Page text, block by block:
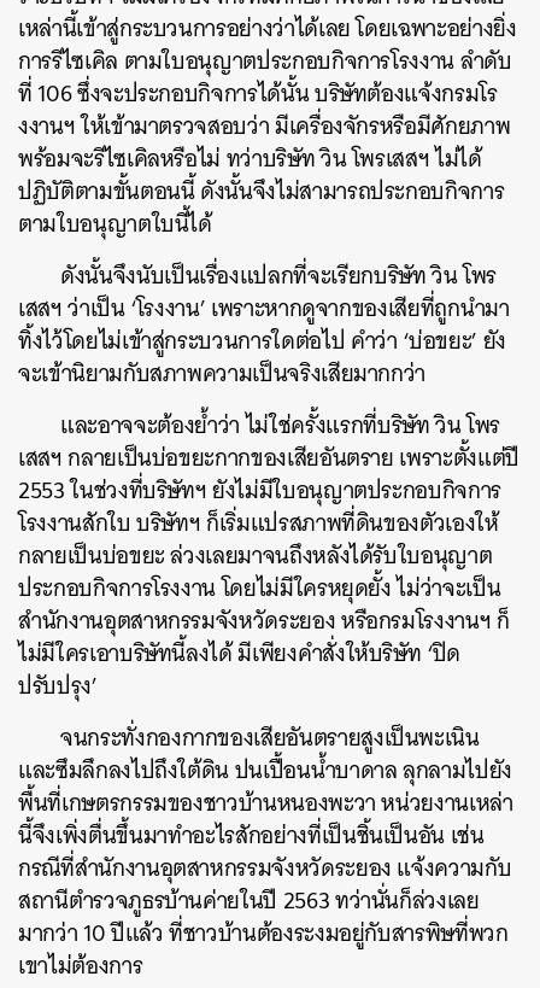
เหล่านี้เข้าสู่กระบวนการอย่างว่าได้เลย โดยเฉพาะอย่างยิ่ง
การรีไซเคิล ตามใบอนุญาตประกอบกิจการโรงงาน ลำดับ
ที่ 106 ซึ่งจะประกอบกิจการได้นั้น บริษัทต้องแจ้งกรมโร
งงานฯ ให้เข้ามาตรวจสอบว่า มีเครื่องจักรหรือมีศักยภาพ
พร้อมจะรีไซเคิลหรือไม่ ทว่าบริษัท วิน โพรเสสฯ ไม่ได้
ปฏิบัติตามขั้นตอนนี้ ดังนั้นจึงไม่สามารถประกอบกิจการ
ตามใบอนุญาตใบนี้ได้
ดังนั้นจึงนับเป็นเรื่องแปลกที่จะเรียกบริษัท วิน โพร
เสสฯ ว่าเป็น ‘โรงงาน’ เพราะหากดูจากของเสียที่ถูกนำมา
ทิ้งไว้โดยไม่เข้าสู่กระบวนการใดต่อไป คำว่า ‘บ่อขยะ’ ยัง
จะเข้านิยามกับสภาพความเป็นจริงเสียมากกว่า
และอาจจะต้องย้ำว่า ไม่ใช่ครั้งแรกที่บริษัท วิน โพร
เสสฯ กลายเป็นบ่อขยะกากของเสียอันตราย เพราะตั้งแต่ปี
2553 ในช่วงที่บริษัทฯ ยังไม่มีใบอนุญาตประกอบกิจการ
โรงงานสักใบ บริษัทฯ ก็เริ่มแปรสภาพที่ดินของตัวเองให้
กลายเป็นบ่อขยะ ล่วงเลยมาจนถึงหลังได้รับใบอนุญาต
ประกอบกิจการโรงงาน โดยไม่มีใครหยุดยั้ง ไม่ว่าจะเป็น
สำนักงานอุตสาหกรรมจังหวัดระยอง หรือกรมโรงงานฯ ก็
ไม่มีใครเอาบริษัทนี้ลงได้ มีเพียงคำสั่งให้บริษัท ‘ปิด
ปรับปรุง’
จนกระทั่งกองกากของเสียอันตรายสูงเป็นพะเนิน
และซึมลึกลงไปถึงใต้ดิน ปนเปื้อนน้ำบาดาล ลุกลามไปยัง
พื้นที่เกษตรกรรมของชาวบ้านหนองพะวา หน่วยงานเหล่า
นี้จึงเพิ่งตื่นขึ้นมาทำอะไรสักอย่างที่เป็นชิ้นเป็นอัน เช่น
กรณีที่สำนักงานอุตสาหกรรมจังหวัดระยอง แจ้งความกับ
สถานีตำรวจภูธรบ้านค่ายในปี 2563 ทว่านั่นก็ล่วงเลย
มากว่า 10 ปีแล้ว ที่ชาวบ้านต้องระงมอยู่กับสารพิษที่พวก
เขาไม่ต้องการ